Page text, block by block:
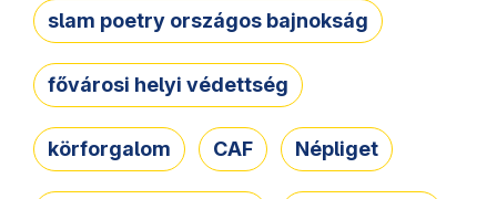
slam poetry országos bajnokság
fővárosi helyi védettség
körforgalom CAF Népliget